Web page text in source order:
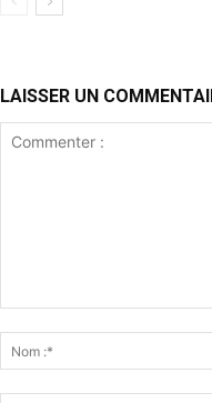
LAISSER UN